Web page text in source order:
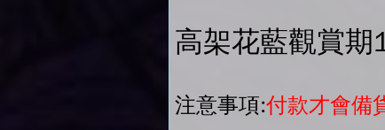
高架花藍觀賞
注意事項:付款才會備